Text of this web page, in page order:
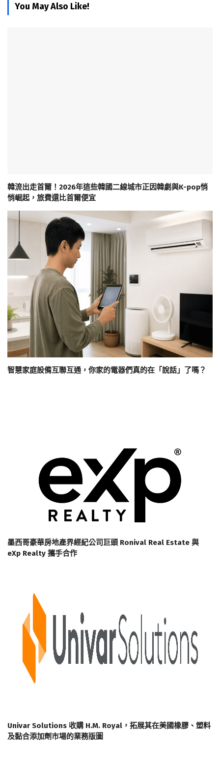
You May Also Like!
韓流出走首爾！2026年這些韓國二線城市正因韓劇與K-pop悄
悄崛起，旅費還比首爾便宜
智慧家庭設備互聯互通，你家的電器們真的在「說話」了嗎？
墨西哥豪華房地產界經紀公司巨頭 Ronival Real Estate 與
eXp Realty 攜手合作
Univar Solutions 收購 H.M. Royal，拓展其在美國橡膠、塑料
及黏合添加劑市場的業務版圖